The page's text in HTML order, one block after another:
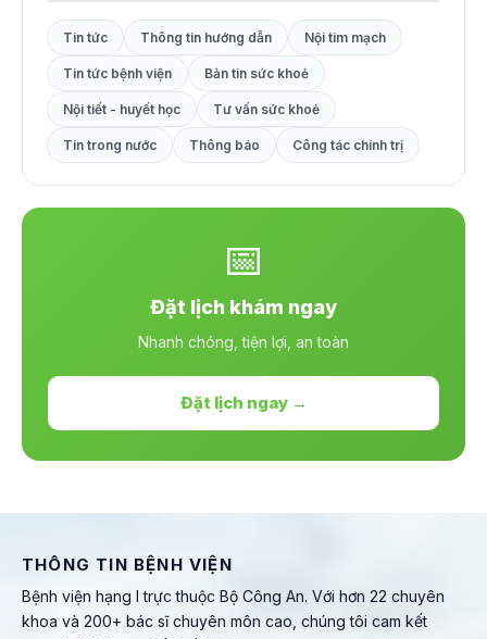
Tin tức Thông tin hướng dẫn Nội tim mạch
Tin tức bệnh viện Bản tin sức khoẻ
Nội tiết - huyết học Tư vấn sức khoẻ
Tin trong nước Thông báo Công tác chính trị
📅
Đặt lịch khám ngay
Nhanh chóng, tiện lợi, an toàn
Đặt lịch ngay →
THÔNG TIN BỆNH VIỆN
Bệnh viện hạng I trực thuộc Bộ Công An. Với hơn 22 chuyên
khoa và 200+ bác sĩ chuyên môn cao, chúng tôi cam kết